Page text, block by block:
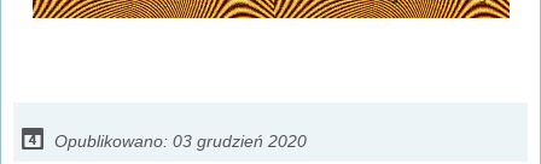
Opublikowano: 03 grudzień 2020